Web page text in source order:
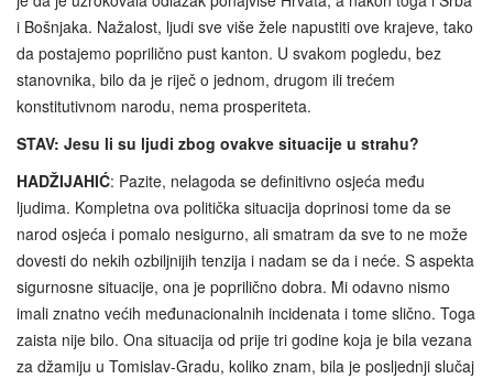
i Bošnjaka. Nažalost, ljudi sve više žele napustiti ove krajeve, tako
da postajemo poprilično pust kanton. U svakom pogledu, bez
stanovnika, bilo da je riječ o jednom, drugom ili trećem
konstitutivnom narodu, nema prosperiteta.
STAV: Jesu li su ljudi zbog ovakve situacije u strahu?
HADŽIJAHIĆ: Pazite, nelagoda se definitivno osjeća među
ljudima. Kompletna ova politička situacija doprinosi tome da se
narod osjeća i pomalo nesigurno, ali smatram da sve to ne može
dovesti do nekih ozbiljnijih tenzija i nadam se da i neće. S aspekta
sigurnosne situacije, ona je poprilično dobra. Mi odavno nismo
imali znatno većih međunacionalnih incidenata i tome slično. Toga
zaista nije bilo. Ona situacija od prije tri godine koja je bila vezana
za džamiju u Tomislav-Gradu, koliko znam, bila je posljednji slučaj